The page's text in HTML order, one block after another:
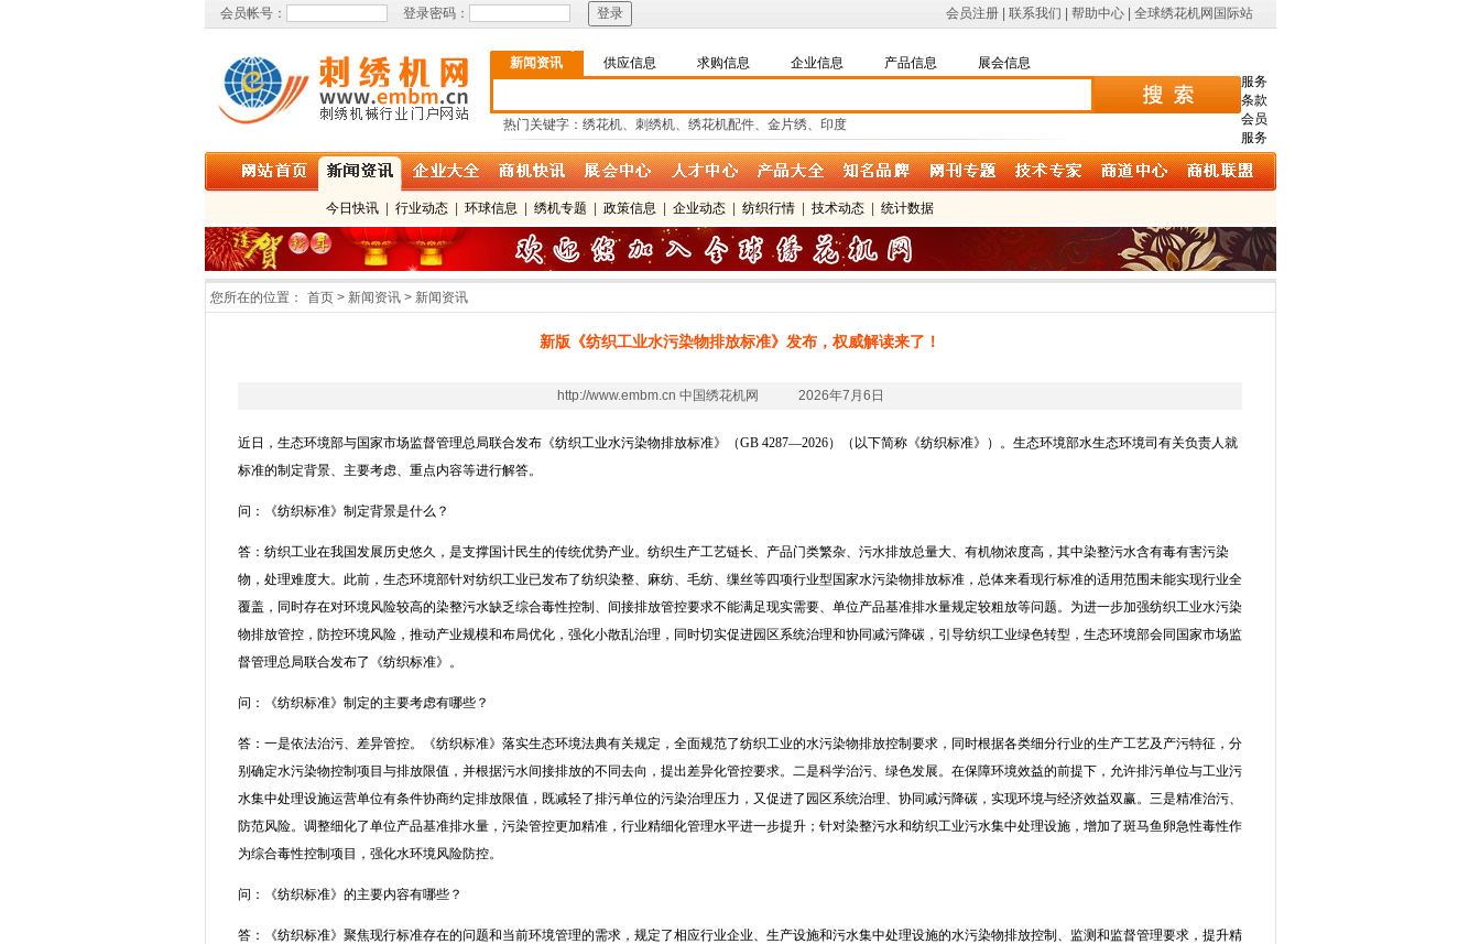
会员帐号： 登录密码： 会员注册| 联系我们 帮助中心| 全球绣花机网国际站
新闻资讯 供应信息 求购信息 企业信息 产品信息 展会信息
热门关键字：绣花机、刺绣机、绣花机配件、金片绣、印度
服务
条款
会员
服务
今日快讯| 行业动态| 环球信息 绣机专题 政策信息 企业动态| 纺织行情| 技术动态| 统计数据
您所在的位置： 首页 > 新闻资讯 > 新闻资讯
新版《纺织工业水污染物排放标准》发布，权威解读来了！
http://www.embm.cn 中国绣花机网 2026年7月6日
近日，生态环境部与国家市场监督管理总局联合发布《纺织工业水污染物排放标准》（GB 4287—2026）（以下简称《纺织标准》）。生态环境部水生态环境司有关负责人就
标准的制定背景、主要考虑、重点内容等进行解答。
问：《纺织标准》制定背景是什么？
答：纺织工业在我国发展历史悠久，是支撑国计民生的传统优势产业。纺织生产工艺链长、产品门类繁杂、污水排放总量大、有机物浓度高，其中染整污水含有毒有害污染
物，处理难度大。此前，生态环境部针对纺织工业已发布了纺织染整、麻纺、毛纺、缫丝等四项行业型国家水污染物排放标准，总体来看现行标准的适用范围未能实现行业全
覆盖，同时存在对环境风险较高的染整污水缺乏综合毒性控制、间接排放管控要求不能满足现实需要、单位产品基准排水量规定较粗放等问题。为进一步加强纺织工业水污染
物排放管控，防控环境风险，推动产业规模和布局优化，强化小散乱治理，同时切实促进园区系统治理和协同减污降碳，引导纺织工业绿色转型，生态环境部会同国家市场监
督管理总局联合发布了《纺织标准》。
问：《纺织标准》制定的主要考虑有哪些？
答：一是依法治污、差异管控。《纺织标准》落实生态环境法典有关规定，全面规范了纺织工业的水污染物排放控制要求，同时根据各类细分行业的生产工艺及产污特征，分
别确定水污染物控制项目与排放限值，并根据污水间接排放的不同去向，提出差异化管控要求。二是科学治污、绿色发展。在保障环境效益的前提下，允许排污单位与工业污
水集中处理设施运营单位有条件协商约定排放限值，既减轻了排污单位的污染治理压力，又促进了园区系统治理、协同减污降碳，实现环境与经济效益双赢。三是精准治污、
防范风险。调整细化了单位产品基准排水量，污染管控更加精准，行业精细化管理水平进一步提升；针对染整污水和纺织工业污水集中处理设施，增加了斑马鱼卵急性毒性作
为综合毒性控制项目，强化水环境风险防控。
问：《纺织标准》的主要内容有哪些？
答：《纺织标准》聚焦现行标准存在的问题和当前环境管理的需求，规定了相应行业企业、生产设施和污水集中处理设施的水污染物排放控制、监测和监督管理要求，提升精